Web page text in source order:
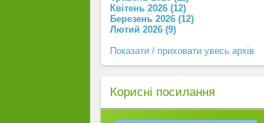
Квітень 2026 (12)
Березень 2026 (12)
Лютий 2026 (9)
Показати / приховати увесь архів
Корисні посилання